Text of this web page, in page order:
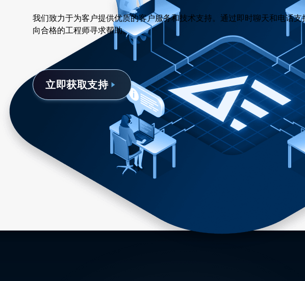
我们致力于为客户提供优质的客户服务和技术支持。通过即时聊天和电话支
向合格的工程师寻求帮助。
立即获取支持